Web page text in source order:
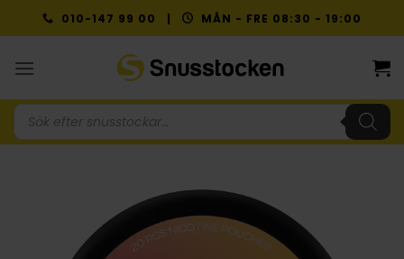
to
010-147 99 00 | MÅN - FRE 08:30 - 19:00
Produktsökning